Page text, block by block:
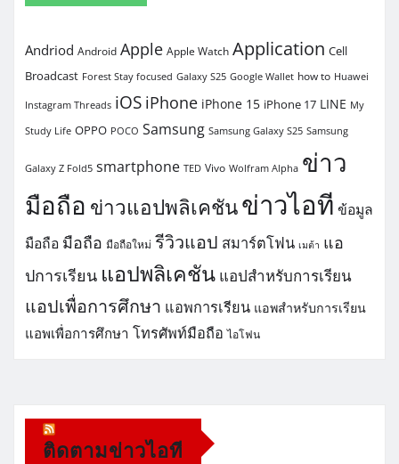
Andriod Android Apple Apple Watch Application Cell
Broadcast Forest Stay focused Galaxy S25 Google Wallet how to Huawei
Instagram Threads iOS iPhone iPhone 15 iPhone 17 LINE My
Study Life OPPO POCO Samsung Samsung Galaxy S25 Samsung
Galaxy Z Fold5 smartphone TED Vivo Wolfram Alpha ข่าว
มือถือ ข่าวแอปพลิเคชันข่าวไอที ข้อมูล
มือถือ มือถือ มือถือใหม่ รีวิวแอป สมาร์ตโฟน เมต้า แอ
ปการเรียน แอปพลิเคชัน แอปสำหรับการเรียน
แอปเพื่อการศึกษา แอพการเรียน แอพสำหรับการเรียน
แอพเพื่อการศึกษา โทรศัพท์มือถือ ไอโฟน
ติดตามข่าวไอที